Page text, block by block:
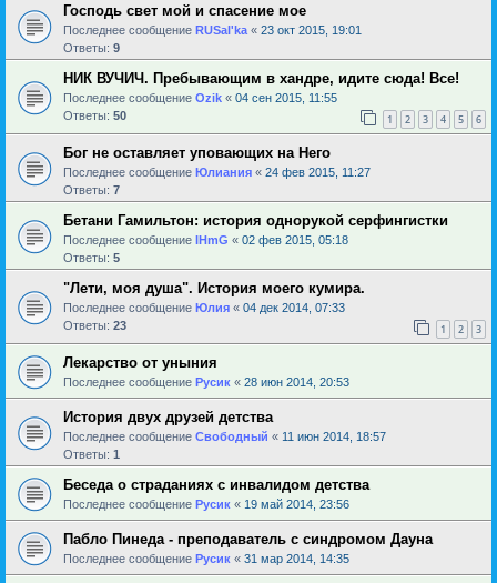
Господь свет мой и спасение мое
Последнее сообщение RUSal'ka « 23 окт 2015, 19:01
Ответы: 9
НИК ВУЧИЧ. Пребывающим в хандре, идите сюда! Все!
Последнее сообщение Ozik « 04 сен 2015, 11:55
Ответы: 50 1 2 3 4 5 6
Бог не оставляет уповающих на Него
Последнее сообщение Юлиания « 24 фев 2015, 11:27
Ответы: 7
Бетани Гамильтон: история однорукой серфингистки
Последнее сообщение IHmG « 02 фев 2015, 05:18
Ответы: 5
"Лети, моя душа". История моего кумира.
Последнее сообщение Юлия « 04 дек 2014, 07:33
Ответы: 23 1 2 3
Лекарство от уныния
Последнее сообщение Русик « 28 июн 2014, 20:53
История двух друзей детства
Последнее сообщение Свободный « 11 июн 2014, 18:57
Ответы: 1
Беседа о страданиях с инвалидом детства
Последнее сообщение Русик « 19 май 2014, 23:56
Пабло Пинеда - преподаватель с синдромом Дауна
Последнее сообщение Русик « 31 мар 2014, 14:35